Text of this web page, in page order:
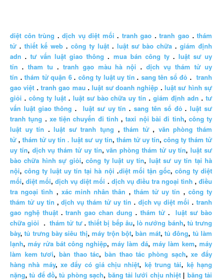
diệt côn trùng .dịch vụ diệt mối . tranh gao .tranh gao .thám
tử . thiết kế web . công ty luật . luật sư bào chữa . giám định
adn .tư vấn luật giao thông . mua bán công ty. luật sư uy
tín . tham tu . tranh gạo màu hà nội .dịch vụ thám tử uy
tín .thám tử quận 6. công ty luật uy tín . sang tên sổ đỏ .tranh
gao việt .tranh gao mau .luật sư doanh nghiệp .luật sư hình sự
giỏi . công ty luật. luật sư bào chữa uy tín .giám định adn .tư
vấn luật giao thông . luật sư uy tín .sang tên sổ đỏ.luật sư
tranh tụng . xe tiện chuyến đi tỉnh ,taxi nội bài đi tỉnh, công ty
luật uy tín .luật sư tranh tụng ,thám tử, văn phòng thám
tử ,thám tử uy tín . luật sư uy tín, thám tử uy tín, công ty thám tử
uy tín, dịch vụ thám tử uy tín,văn phòng thám tử uy tín,luật sư
bào chữa hình sự giỏi,công ty luật uy tín, luật sư uy tín tại hà
nội,công ty luật uy tín tại hà nội .diệt mối tận gốc, công ty diệt
mối,diệt mối,dịch vụ diệt mối . dịch vụ điều tra ngoại tình ,điều
tra ngoại tình , xác minh nhân thân , thám tử uy tín , công ty
thám tử uy tín ,dịch vụ thám tử uy tín . dịch vụ diệt mối .tranh
gao nghệ thuật.tranh gao chan dung . thám tử.luật sư bào
chữa giỏi .thám tử tư.thiết bị bếp âu,lò nướng bánh, tủ trưng
bày,tủ trưng bày siêu thị,máy trộn bột,bàn mát, tủ đông, tủ làm
lạnh, máy rửa bát công nghiệp, máy làm đá, máy làm kem, máy
làm kem tươi,bàn thao tác,bàn thao tác phòng sạch,xe đẩy
hàng nhà máy, xe đẩy có giá chịu nhiệt, kệ trung tải, kệ hạng
nặng,tủ để đồ,tủ phòng sạch, băng tải lưới chịu nhiệt| băng tải